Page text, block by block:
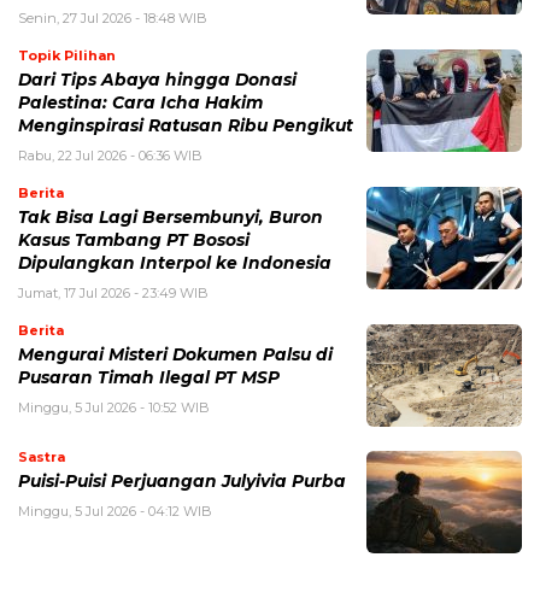
Senin, 27 Jul 2026 - 18:48 WIB
Topik Pilihan
Dari Tips Abaya hingga Donasi
Palestina: Cara Icha Hakim
Menginspirasi Ratusan Ribu Pengikut
Rabu, 22 Jul 2026 - 06:36 WIB
Berita
Tak Bisa Lagi Bersembunyi, Buron
Kasus Tambang PT Bososi
Dipulangkan Interpol ke Indonesia
Jumat, 17 Jul 2026 - 23:49 WIB
Berita
Mengurai Misteri Dokumen Palsu di
Pusaran Timah Ilegal PT MSP
Minggu, 5 Jul 2026 - 10:52 WIB
Sastra
Puisi-Puisi Perjuangan Julyivia Purba
Minggu, 5 Jul 2026 - 04:12 WIB